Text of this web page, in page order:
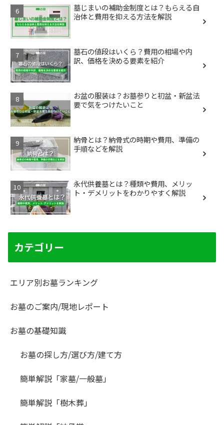
墓じまいの補助金制度とは？もらえる自
治体と費用を抑える方法を解説
墓石の値段はいくら？費用の相場や内
訳、価格を決める要素を紹介
お盆の服装は？お墓参りと初盆・新盆法
要で気をつけたいこと
納骨とは？納骨式の時期や費用、準備の
手順などを解説
永代供養墓とは？種類や費用、メリッ
ト・デメリットをわかりやすく解説
カテゴリー
エリア別お墓ランキング
お墓のご案内/現地レポート
お墓の基礎知識
お墓の探し方/選び方/建て方
簡単解説「家墓/一般墓」
簡単解説「樹木葬」